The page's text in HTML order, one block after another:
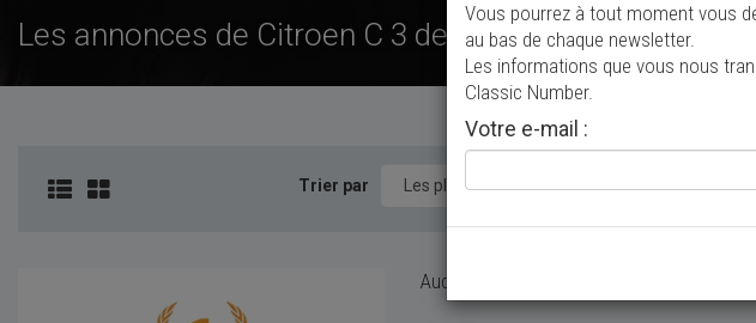
Les annonces de Citroen C 3 de collection à vendre
Trier par
Aucun véhicule ne correspond à votre
Vous pourrez à tout moment vous
au bas de chaque newsletter.
Les informations que vous nous
Classic Number.
Votre e-mail :